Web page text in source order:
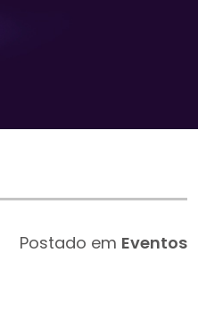
Postado em Eventos